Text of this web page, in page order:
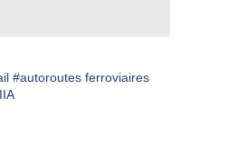
#autoroutes ferroviaires